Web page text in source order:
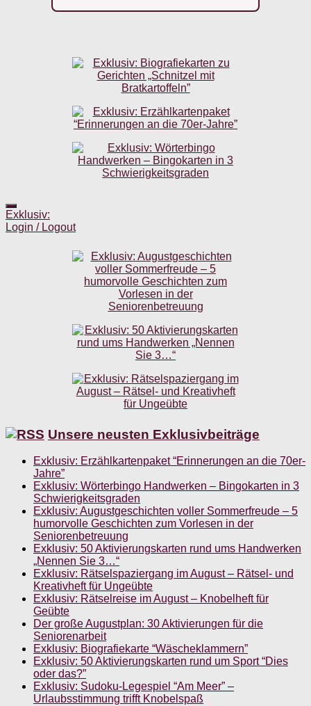
Exklusiv:
Login / Logout
Unsere neusten Exklusivbeiträge
Exklusiv: Erzählkartenpaket “Erinnerungen an die 70er-
Jahre”
Exklusiv: Wörterbingo Handwerken – Bingokarten in 3
Schwierigkeitsgraden
Exklusiv: Augustgeschichten voller Sommerfreude – 5
humorvolle Geschichten zum Vorlesen in der
Seniorenbetreuung
Exklusiv: 50 Aktivierungskarten rund ums Handwerken
„Nennen Sie 3…“
Exklusiv: Rätselspaziergang im August – Rätsel- und
Kreativheft für Ungeübte
Exklusiv: Rätselreise im August – Knobelheft für
Geübte
Der große Augustplan: 30 Aktivierungen für die
Seniorenarbeit
Exklusiv: Biografiekarte “Wäscheklammern”
Exklusiv: 50 Aktivierungskarten rund um Sport “Dies
oder das?”
Exklusiv: Sudoku-Legespiel “Am Meer” –
Urlaubsstimmung trifft Knobelspaß